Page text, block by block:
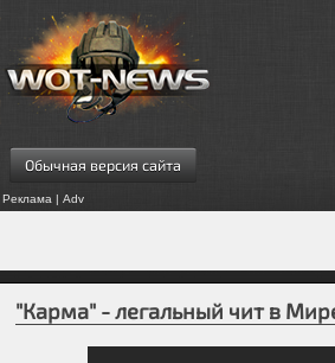
Обычная версия сайта
Реклама | Adv
"Карма" - легальный чит в